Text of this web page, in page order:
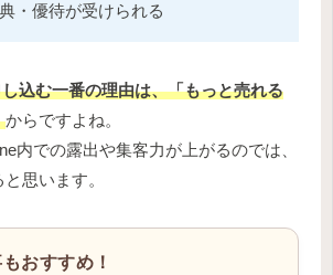
・優待が受けられる
込む一番の理由は、「もっと売れる
からですよね。
内での露出や集客力が上がるのでは、
思います。